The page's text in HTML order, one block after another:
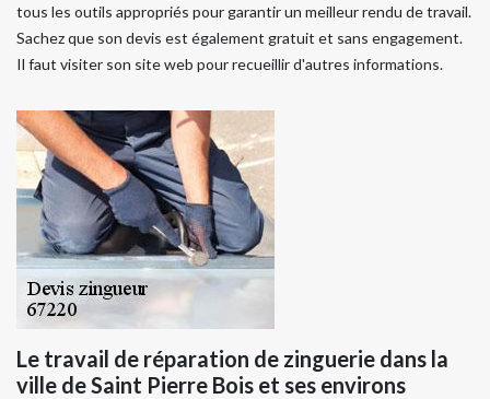
tous les outils appropriés pour garantir un meilleur rendu de travail.
Sachez que son devis est également gratuit et sans engagement.
Il faut visiter son site web pour recueillir d'autres informations.
Le travail de réparation de zinguerie dans la
ville de Saint Pierre Bois et ses environs